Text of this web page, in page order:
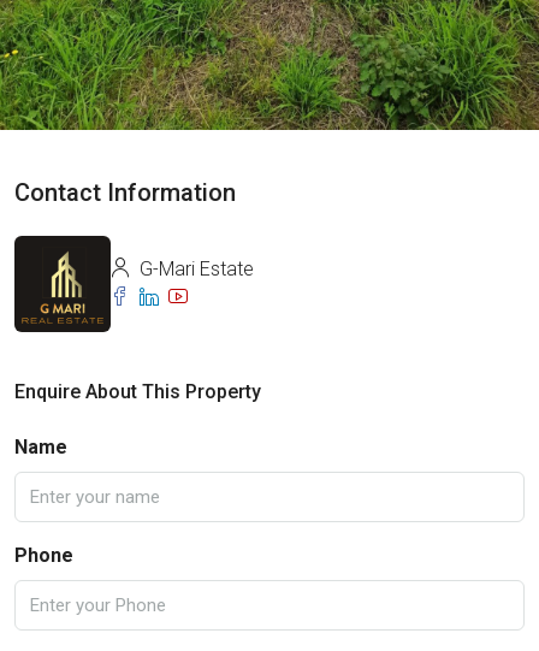
Contact Information
G-Mari Estate
Enquire About This Property
Name
Phone